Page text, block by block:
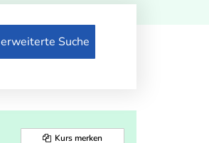
erweiterte Suche
Kurs merken